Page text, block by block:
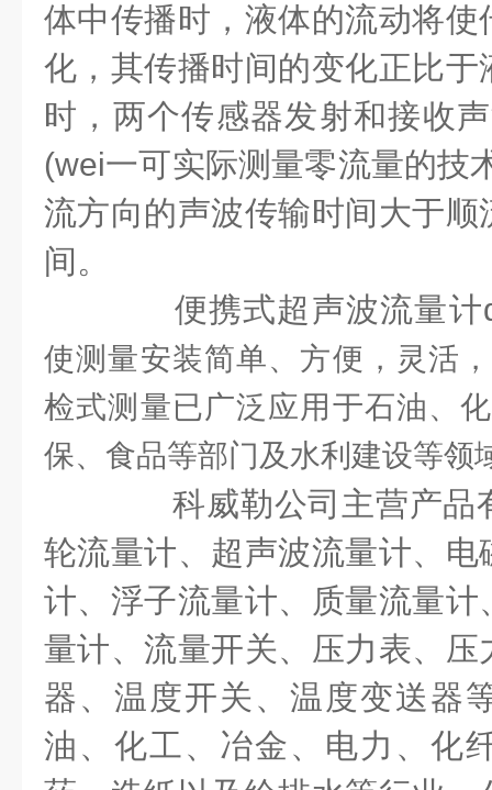
体中传播时，液体的流动将
化，其传播时间的变化正比
时，两个传感器发射和接收
(wei一可实际测量零流量的技
流方向的声波传输时间大于
间。
便携式超声波流量计
使测量安装简单、方便，灵活
检式测量已广泛应用于石油、
保、食品等部门及水利建设等领
科威勒公司主营产品
轮流量计、超声波流量计、
计、浮子流量计、质量流量
量计、流量开关、压力表、
器、温度开关、温度变送器
油、化工、冶金、电力、化